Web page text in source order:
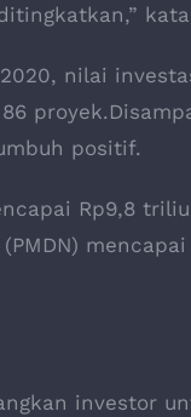
nilai
positif.
Rp9,8
investor